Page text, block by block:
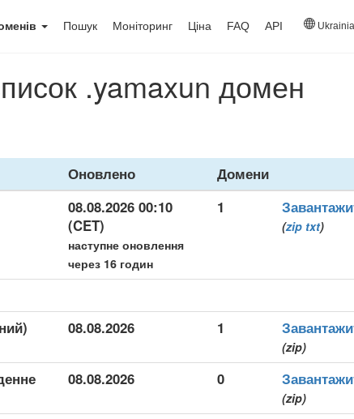
Пошук Моніторинг Ціна FAQ API
.yamaxun домен
Оновлено
Домени
08.08.2026 00:10
(CET)
наступне оновлення
через 16 годин
1
(zip txt)
08.08.2026 1
(zip)
08.08.2026 0
(zip)